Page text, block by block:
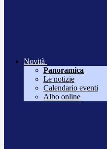
Novità
Panoramica
Le notizie
Calendario eventi
Albo online